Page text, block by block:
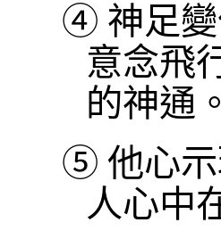
④ 神足
意念飛
的神通。
⑤ 他心
人心中